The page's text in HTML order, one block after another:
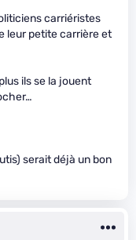
carriéristes
leur petite carrière et
ils se la jouent
serait déjà un bon